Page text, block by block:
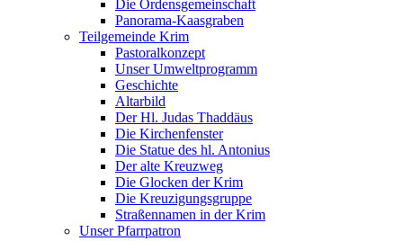
Die Ordensgemeinschaft
Panorama-Kaasgraben
Teilgemeinde Krim
Pastoralkonzept
Unser Umweltprogramm
Geschichte
Altarbild
Der Hl. Judas Thaddäus
Die Kirchenfenster
Die Statue des hl. Antonius
Der alte Kreuzweg
Die Glocken der Krim
Die Kreuzigungsgruppe
Straßennamen in der Krim
Unser Pfarrpatron